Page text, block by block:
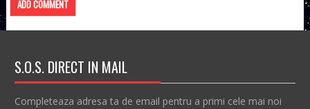
S.O.S. DIRECT IN MAIL
Completeaza adresa ta de email pentru a primi cele mai noi